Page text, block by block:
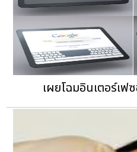
เผยโฉมอินเตอร์เ